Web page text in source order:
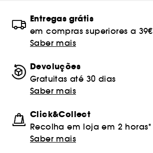
Entregas grátis
em compras superiores a 39€
Saber mais
Devoluções
Gratuitas até 30 dias
Saber mais
Click&Collect
Recolha em loja em 2 horas*
Saber mais